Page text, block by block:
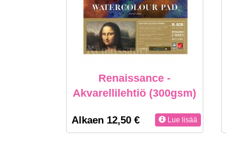
Renaissance -
Akvarellilehtiö (300gsm)
Alkaen 12,50 € Lue lisää